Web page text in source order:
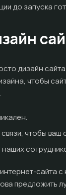
до запуска
дизайн
чтобы
чтобы ваш
сайта
предложить